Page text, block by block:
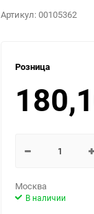
Артикул:00105362
Розница
Москва
В наличии